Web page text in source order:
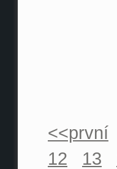
<<první
12
13